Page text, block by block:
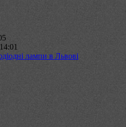
лампи в Львові